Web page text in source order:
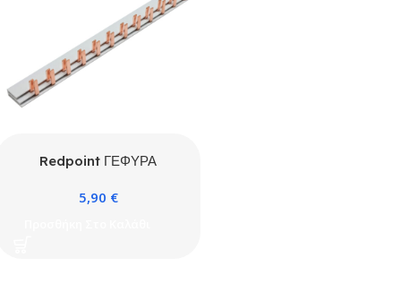
Redpoint ΓΕΦΥΡΑ
ΣΤΟΙΧΕΙΩΝ ONESTO
5,90 €